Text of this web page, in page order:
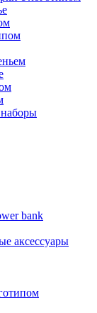
bank
аксессуары